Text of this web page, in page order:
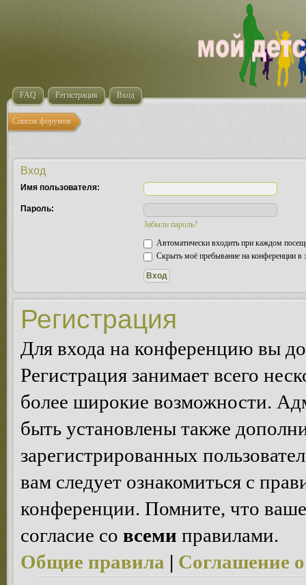
FAQ Регистрация Вход
Список форумов
Вход
Имя пользователя:
Пароль:
Забыли пароль?
Автоматически входить при каждом
Скрыть моё пребывание на конференции в
Регистрация
Для входа на конференцию вы
Регистрация занимает всего
более широкие возможности.
быть установлены также
зарегистрированных
вам следует ознакомиться с
конференции. Помните, что
согласие со всеми правилами.
Общие правила | Соглашение